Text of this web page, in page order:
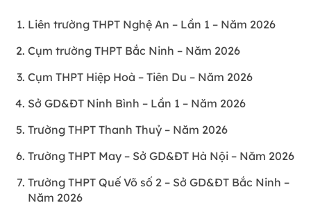
Liên trường THPT Nghệ An – Lần 1 – Năm 2026
Cụm trường THPT Bắc Ninh – Năm 2026
Cụm THPT Hiệp Hoà – Tiên Du – Năm 2026
Sở GD&ĐT Ninh Bình – Lần 1 – Năm 2026
Trường THPT Thanh Thuỷ – Năm 2026
Trường THPT May – Sở GD&ĐT Hà Nội – Năm 2026
Trường THPT Quế Võ số 2 – Sở GD&ĐT Bắc Ninh –
Năm 2026